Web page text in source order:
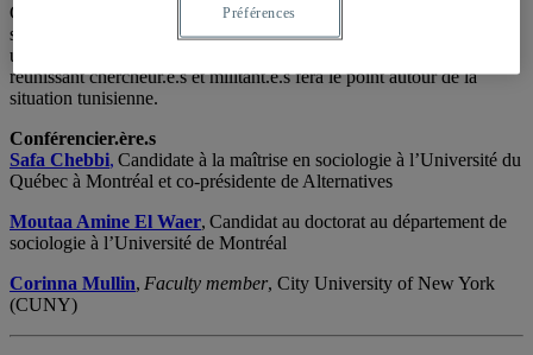
Constitution placent le pays dans une situation d’incertitude quant à
son avenir démocratique. La Tunisie est-elle en train de dériver vers
un autre régime, un populisme à la tunisienne? Une table-ronde
réunissantchercheur.e.setmilitant.e.sfera le point autour de la
situation tunisienne.
Conférencier.ère.s
Safa Chebbi, Candidate à la maîtrise en sociologie à l’Université du
Québec à Montréal et co-présidente de Alternatives
Moutaa Amine El Waer, Candidat au doctorat au département de
sociologie à l’Université de Montréal
Corinna Mullin, Faculty member, City University of New York
(CUNY)
Préférences